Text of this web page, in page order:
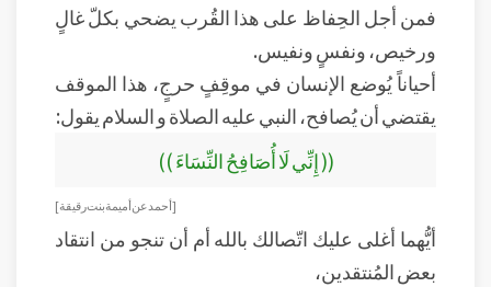
فمن أجل الحِفاظ على هذا القُرب يضحي بكلّ غالٍ
ورخيص، ونفسٍ ونفيس.
أحياناً يُوضع الإنسان في موقِفٍ حرجٍ، هذا الموقف
يقتضي أن يُصافح، النبي عليه الصلاة و السلام يقول:
(( إِنِّي لَا أُصَافِحُ النِّسَاءَ ))
[ أحمد عن أميمة بنت رقيقة ]
أيُّهما أغلى عليك اتّصالك بالله أم أن تنجو من انتقاد
بعض المُنتقدين،